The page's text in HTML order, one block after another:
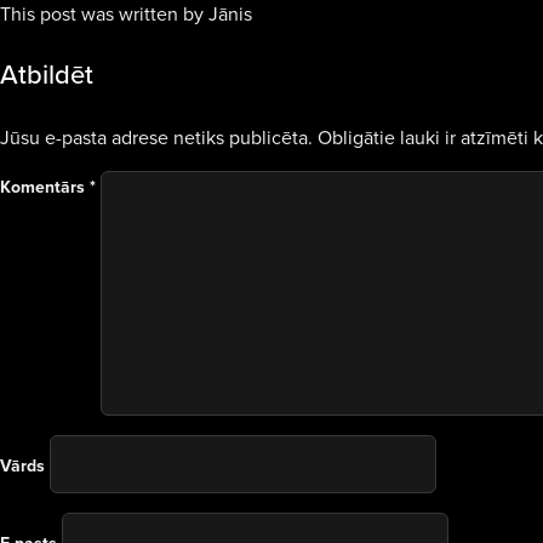
This post was written by Jānis
Atbildēt
Jūsu e-pasta adrese netiks publicēta. Obligātie lauki ir atzīmēti
Komentārs *
Vārds